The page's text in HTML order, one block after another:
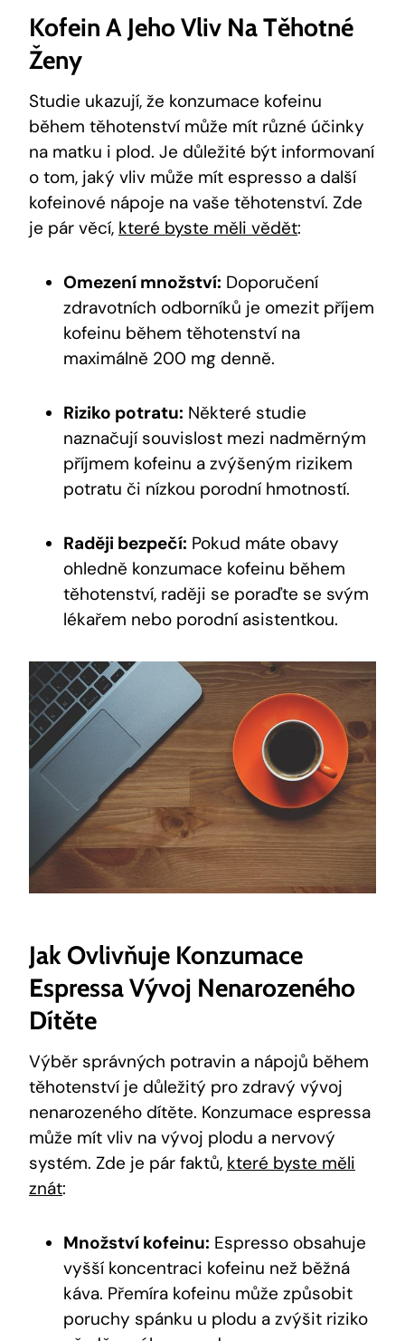
Kofein A Jeho Vliv Na Těhotné
Ženy
Studie ukazují, že konzumace kofeinu
během těhotenství může mít různé účinky
na matku i plod. Je důležité být informovaní
o tom, jaký vliv může mít espresso a další
kofeinové nápoje na vaše těhotenství. Zde
je pár věcí, které byste měli vědět:
Omezení množství: Doporučení
zdravotních odborníků je omezit příjem
kofeinu během těhotenství na
maximálně 200 mg denně.
Riziko potratu: Některé studie
naznačují souvislost mezi nadměrným
příjmem kofeinu a zvýšeným rizikem
potratu či nízkou porodní hmotností.
Raději bezpečí: Pokud máte obavy
ohledně konzumace kofeinu během
těhotenství, raději se poraďte se svým
lékařem nebo porodní asistentkou.
Jak Ovlivňuje Konzumace
Espressa Vývoj Nenarozeného
Dítěte
Výběr správných potravin a nápojů během
těhotenství je důležitý pro zdravý vývoj
nenarozeného dítěte. Konzumace espressa
může mít vliv na vývoj plodu a nervový
systém. Zde je pár faktů, které byste měli
znát:
Množství kofeinu: Espresso obsahuje
vyšší koncentraci kofeinu než běžná
káva. Přemíra kofeinu může způsobit
poruchy spánku u plodu a zvýšit riziko